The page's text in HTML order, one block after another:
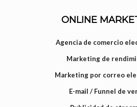
ONLINE
Agencia de comercio
Marketing de
Marketing por correo
E-mail / Funnel de